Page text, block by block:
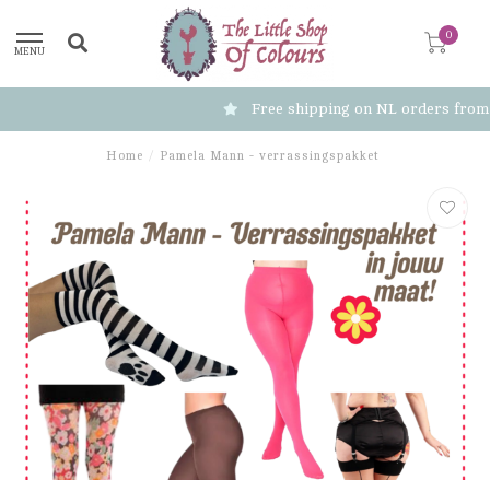
MENU
0
Free shipping on NL orders from €100
Home / Pamela Mann - verrassingspakket